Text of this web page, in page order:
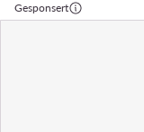
Gesponsert